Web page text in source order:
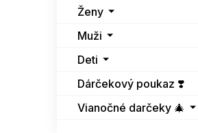
Ženy
Muži
Deti
Dárčekový poukaz ❣️
Vianočné darčeky 🎄